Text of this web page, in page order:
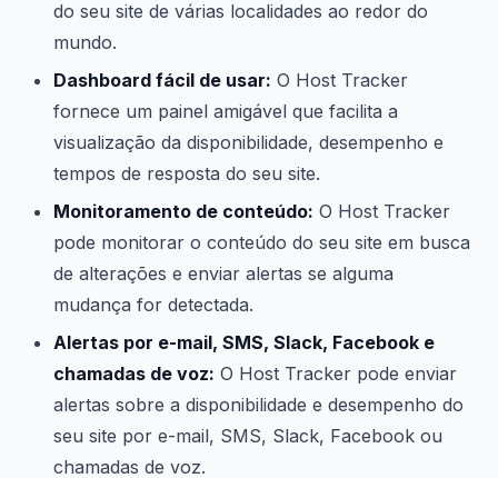
do seu site de várias localidades ao redor do
mundo.
Dashboard fácil de usar: O Host Tracker
fornece um painel amigável que facilita a
visualização da disponibilidade, desempenho e
tempos de resposta do seu site.
Monitoramento de conteúdo: O Host Tracker
pode monitorar o conteúdo do seu site em busca
de alterações e enviar alertas se alguma
mudança for detectada.
Alertas por e-mail, SMS, Slack, Facebook e
chamadas de voz: O Host Tracker pode enviar
alertas sobre a disponibilidade e desempenho do
seu site por e-mail, SMS, Slack, Facebook ou
chamadas de voz.